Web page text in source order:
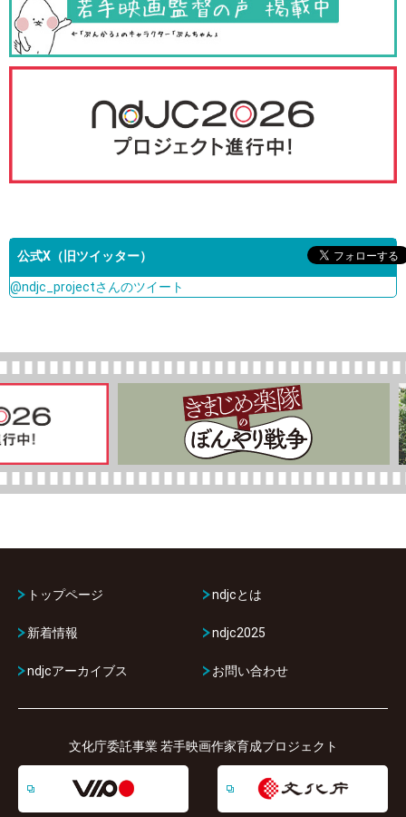
公式X（旧ツイッター）
@ndjc_projectさんのツイート
トップページ ndjcとは
新着情報 ndjc2025
ndjcアーカイブス お問い合わせ
文化庁委託事業 若手映画作家育成プロジェクト